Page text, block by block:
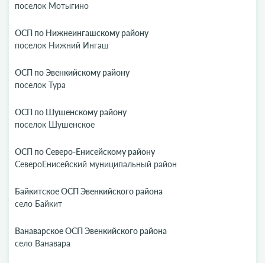
поселок Мотыгино
ОСП по Нижнеингашскому району
поселок Нижний Ингаш
ОСП по Эвенкийскому району
поселок Тура
ОСП по Шушенскому району
поселок Шушенское
ОСП по Северо-Енисейскому району
СевероЕнисейский муниципальный район
Байкитское ОСП Эвенкийского района
село Байкит
Ванаварское ОСП Эвенкийского района
село Ванавара